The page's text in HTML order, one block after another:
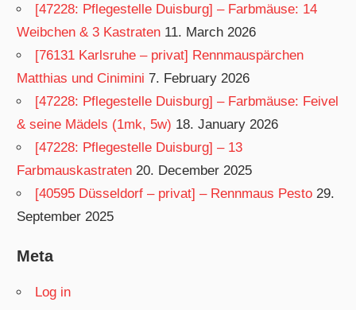
[47228: Pflegestelle Duisburg] – Farbmäuse: 14
Weibchen & 3 Kastraten 11. March 2026
[76131 Karlsruhe – privat] Rennmauspärchen
Matthias und Cinimini 7. February 2026
[47228: Pflegestelle Duisburg] – Farbmäuse: Feivel
& seine Mädels (1mk, 5w) 18. January 2026
[47228: Pflegestelle Duisburg] – 13
Farbmauskastraten 20. December 2025
[40595 Düsseldorf – privat] – Rennmaus Pesto 29.
September 2025
Meta
Log in